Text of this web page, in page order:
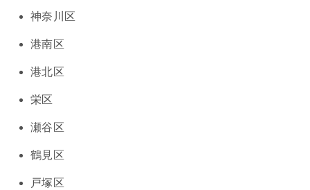
神奈川区
港南区
港北区
栄区
瀬谷区
鶴見区
戸塚区